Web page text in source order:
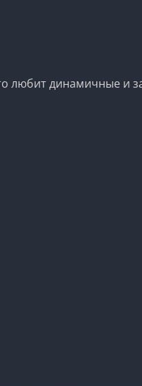
любит динамичные